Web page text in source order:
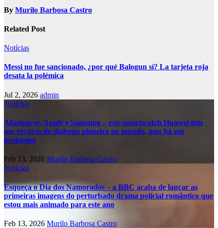
By Murilo Barbosa Castro
Related Post
Notícias
Messi no fue sancionado, ¿por qué Balogun sí? La tarjeta roja
desata la polémica
Jul 2, 2026 admin
Notícias
Afastem-se, Apple e Samsung – este smartwatch Huawei tem
um recurso de diabetes pioneiro no mundo, mas há um
problema
Feb 13, 2026 Murilo Barbosa Castro
Notícias
Esqueça o Dia dos Namorados – a BBC acaba de lançar as
primeiras imagens do perturbado drama policial romântico que
estou mais animado para este ano
Feb 13, 2026 Murilo Barbosa Castro